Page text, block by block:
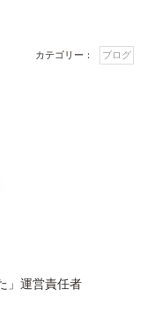
カテゴリー： ブログ
」運営責任者